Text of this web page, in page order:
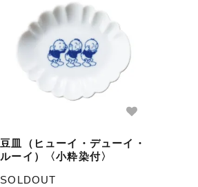
豆皿（ヒューイ・デューイ・
ルーイ）〈小粋染付〉
SOLDOUT